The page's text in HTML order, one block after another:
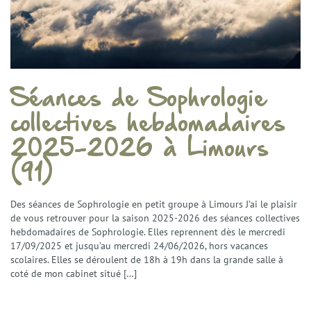
Séances de Sophrologie
collectives hebdomadaires
2025-2026 à Limours
(91)
Des séances de Sophrologie en petit groupe à Limours J’ai le plaisir
de vous retrouver pour la saison 2025-2026 des séances collectives
hebdomadaires de Sophrologie. Elles reprennent dès le mercredi
17/09/2025 et jusqu’au mercredi 24/06/2026, hors vacances
scolaires. Elles se déroulent de 18h à 19h dans la grande salle à
coté de mon cabinet situé […]